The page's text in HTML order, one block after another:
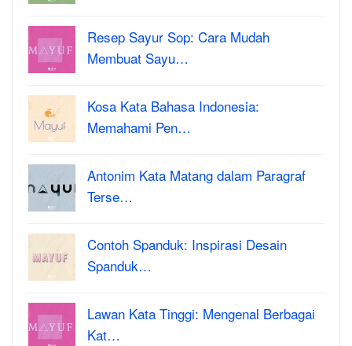
Resep Sayur Sop: Cara Mudah
Membuat Sayu…
Kosa Kata Bahasa Indonesia:
Memahami Pen…
Antonim Kata Matang dalam Paragraf
Terse…
Contoh Spanduk: Inspirasi Desain
Spanduk…
Lawan Kata Tinggi: Mengenal Berbagai
Kat…